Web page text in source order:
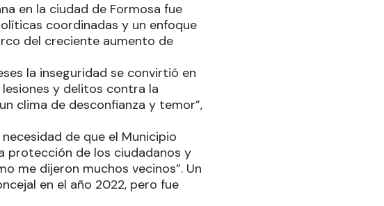
en la ciudad de Formosa fue
coordinadas y un enfoque
del creciente aumento de
la inseguridad se convirtió en
y delitos contra la
clima de desconfianza y temor”,
de que el Municipio
protección de los ciudadanos y
me dijeron muchos vecinos”. Un
en el año 2022, pero fue